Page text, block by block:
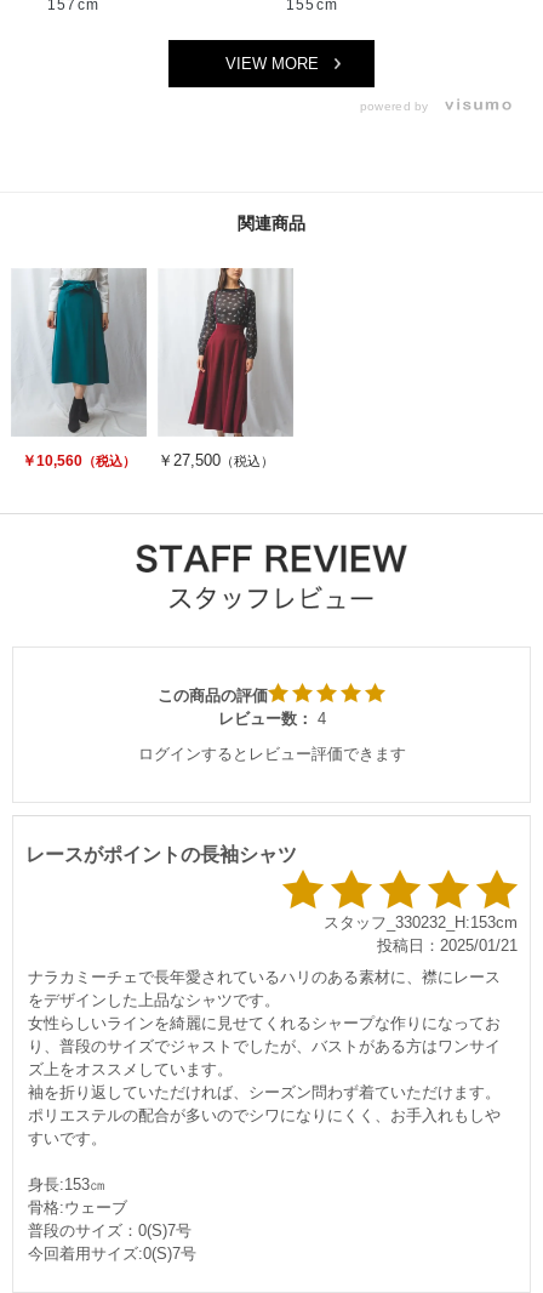
157cm
155cm
VIEW MORE
powered by
関連商品
￥10,560（税込） ￥27,500（税込）
この商品の評価
レビュー数： 4
ログインするとレビュー評価できます
レースがポイントの長袖シャツ
スタッフ_330232_H:153cm
投稿日：2025/01/21
ナラカミーチェで長年愛されているハリのある素材に、襟にレース
をデザインした上品なシャツです。
女性らしいラインを綺麗に見せてくれるシャープな作りになってお
り、普段のサイズでジャストでしたが、バストがある方はワンサイ
ズ上をオススメしています。
袖を折り返していただければ、シーズン問わず着ていただけます。
ポリエステルの配合が多いのでシワになりにくく、お手入れもし
すいです。
身長:153㎝
骨格:ウェーブ
普段のサイズ：0(S)7号
今回着用サイズ:0(S)7号